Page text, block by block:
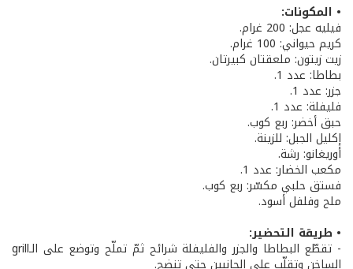
• المكونات:
فيليه عجل: 200 غرام.
كريم حيواني: 100 غرام.
زيت زيتون: ملعقتان كبيرتان.
بطاطا: عدد 1.
جزر: عدد 1.
فليفلة: عدد 1.
حبق أخضر: ربع كوب.
إكليل الجبل: للزينة.
أوريغانو: رشة.
مكعب الخضار: عدد 1.
فستق حلبي مكسّر: ربع كوب.
ملح وفلفل أسود.
• طريقة التحضير:
- تقطّع البطاطا والجزر والفليفلة شرائح ثمّ تملّح وتوضع على الـgrill
الساخن وتقلّب على الجانبين حتى تنضج.